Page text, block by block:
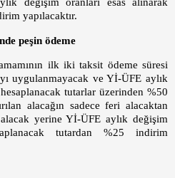
değişim oranları esas alınarak
yapılacaktır.
peşin ödeme
ilk iki taksit ödeme süresi
uygulanmayacak ve Yİ-ÜFE aylık
tutarlar üzerinden %50
alacağın sadece feri alacaktan
yerine Yİ-ÜFE aylık değişim
tutardan %25 indirim